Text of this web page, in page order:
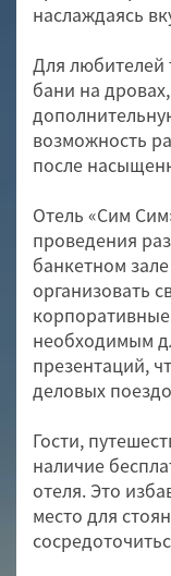
наслаждаясь
Для любителей
бани на
возможность
после
Отель «Сим
проведения
банкетном
организовать
необходимым
презентаций,
деловых
Гости,
наличие
отеля. Это
место для